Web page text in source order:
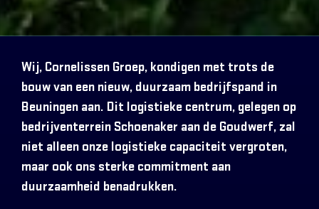
Wij, Cornelissen Groep, kondigen met trots de
bouw van een nieuw, duurzaam bedrijfspand in
Beuningen aan. Dit logistieke centrum, gelegen op
bedrijventerrein Schoenaker aan de Goudwerf, zal
niet alleen onze logistieke capaciteit vergroten,
maar ook ons sterke commitment aan
duurzaamheid benadrukken.